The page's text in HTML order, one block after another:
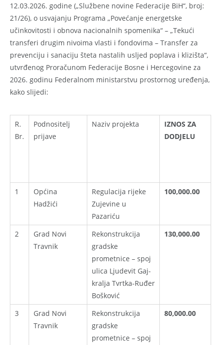
12.03.2026. godine („Službene novine Federacije BiH“, broj:
21/26), o usvajanju Programa „Povećanje energetske
učinkovitosti i obnova nacionalnih spomenika“ – „Tekući
transferi drugim nivoima vlasti i fondovima – Transfer za
prevenciju i sanaciju šteta nastalih usljed poplava i klizišta“,
utvrđenog Proračunom Federacije Bosne i Hercegovine za
2026. godinu Federalnom ministarstvu prostornog uređenja,
kako slijedi:
R.
Br.
Podnositelj
prijave
Naziv projekta
IZNOS ZA
DODJELU
1
Općina
Hadžići
Regulacija rijeke
Zujevine u
Pazariću
100,000.00
2
Grad Novi
Travnik
Rekonstrukcija
gradske
prometnice – spoj
ulica Ljudevit Gaj-
kralja Tvrtka-Ruđer
Bošković
130,000.00
3
Grad Novi
Travnik
Rekonstrukcija
gradske
prometnice – spoj
80,000.00